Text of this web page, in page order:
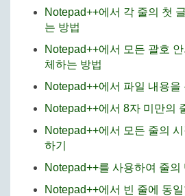
Notepad++에서 각 줄의 첫
는 방법
Notepad++에서 모든 괄호
체하는 방법
Notepad++에서 파일 내용을
Notepad++에서 8자 미만의
Notepad++에서 모든 줄의
하기
Notepad++를 사용하여 줄의
Notepad++에서 빈 줄에 동